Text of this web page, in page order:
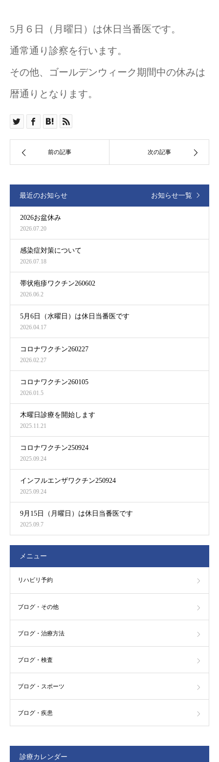
5月６日（月曜日）は休日当番医です。
通常通り診察を行います。
その他、ゴールデンウィーク期間中の休みは
暦通りとなります。
前の記事 次の記事
最近のお知らせ お知らせ一覧
2026お盆休み
2026.07.20
感染症対策について
2026.07.18
帯状疱疹ワクチン260602
2026.06.2
5月6日（水曜日）は休日当番医です
2026.04.17
コロナワクチン260227
2026.02.27
コロナワクチン260105
2026.01.5
木曜日診療を開始します
2025.11.21
コロナワクチン250924
2025.09.24
インフルエンザワクチン250924
2025.09.24
9月15日（月曜日）は休日当番医です
2025.09.7
メニュー
リハビリ予約
ブログ・その他
ブログ・治療方法
ブログ・検査
ブログ・スポーツ
ブログ・疾患
診療カレンダー